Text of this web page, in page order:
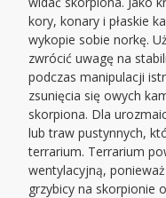
kory, konary i płaskie
wykopie sobie norkę.
zwrócić uwagę na
podczas manipulacji
zsunięcia się owych
skorpiona. Dla
lub traw pustynnych,
terrarium. Terrarium
wentylacyjną,
grzybicy na skorpionie